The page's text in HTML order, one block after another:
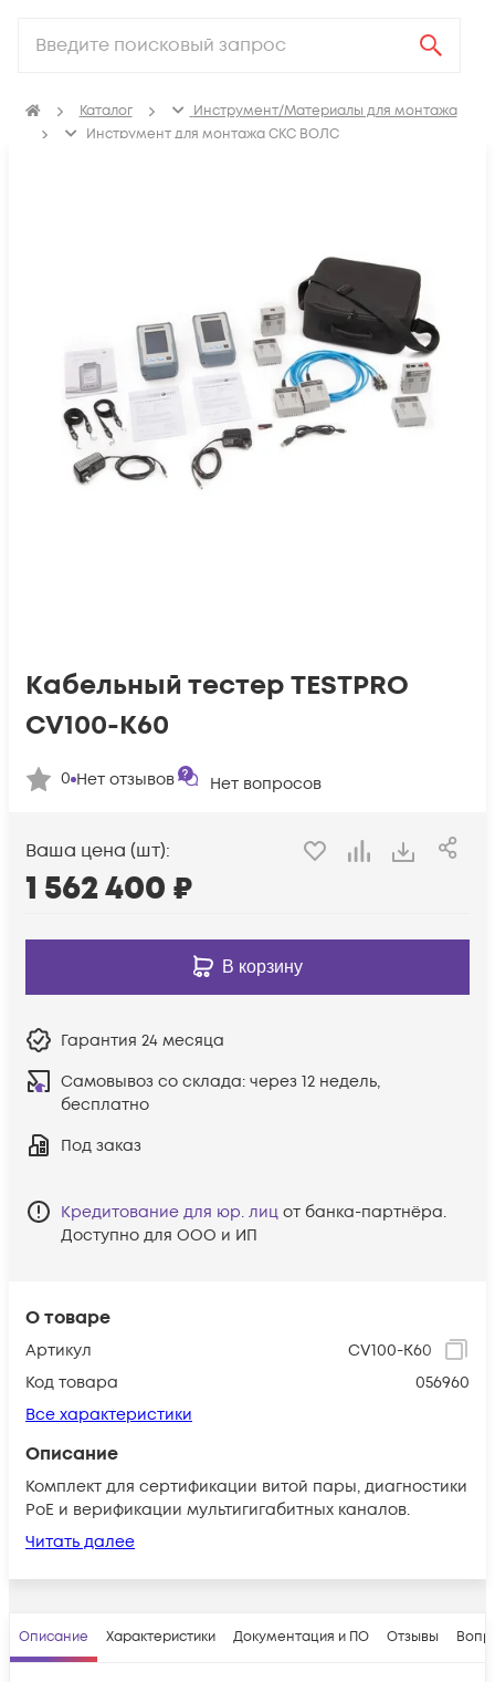
Каталог
Инструмент/Материалы для монтажа
Инструмент для монтажа СКС ВОЛС
О товаре
Артикул
CV100-K60
Код товара
056960
Все характеристики
Описание
Комплект для сертификации витой пары, диагностики
PoE и верификации мультигигабитных каналов.
Читать далее
Кабельный тестер TESTPRO
CV100-K60
0 Нет отзывов Нет вопросов
Ваша цена (шт):
1 562 400 ₽
В корзину
Гарантия 24 месяца
Самовывоз со склада: через 12 недель,
бесплатно
Под заказ
Кредитование для юр. лиц от банка-партнёра.
Доступно для ООО и ИП
Описание Характеристики Документация и ПО Отзывы